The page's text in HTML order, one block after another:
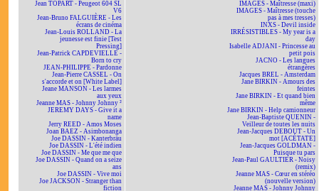
Jean TOPART - Peugeot 604 SL
V6
Jean-Bruno FALGUIÈRE - Les
écrans de cinéma
Jean-Louis ROLLAND - La
jeunesse est finie [Test
Pressing]
Jean-Patrick CAPDEVIELLE -
Born to cry
JEAN-PHILIPPE - Pardonne
Jean-Pierre CASSEL - On
s'accorde et on [White Label]
Jeane MANSON - Les larmes
aux yeux
Jeanne MAS - Johnny Johnny ²
JEREMY DAYS - Give it a
name
Jerry REED - Amos Moses
Joan BAEZ - Asimbonanga
Joe DASSIN - Kanterbräu
Joe DASSIN - L'été indien
Joe DASSIN - Me que me que
Joe DASSIN - Quand on a seize
ans
Joe DASSIN - Vive moi
Joe JACKSON - Stranger than
fiction
IMAGES - Maîtresse (maxi)
IMAGES - Maîtresse (touche
pas à mes tresses)
INXS - Devil inside
IRRÉSISTIBLES - My year is a
day
Isabelle ADJANI - Princesse au
petit pois
JACNO - Les langues
étrangères
Jacques BREL - Amsterdam
Jane BIRKIN - Amours des
feintes
Jane BIRKIN - Et quand bien
même
Jane BIRKIN - Help camionneur
Jean-Baptiste QUENIN -
Veilleur de toutes les nuits
Jean-Jacques DEBOUT - Un
mot [ACÉTATE]
Jean-Jacques GOLDMAN -
Puisque tu pars
Jean-Paul GAULTIER - Noisy
(remix)
Jeanne MAS - Cœur en stéréo
(nouvelle version)
Jeanne MAS - Johnny Johnny